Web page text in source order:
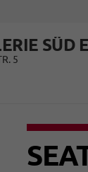
SÜD
5